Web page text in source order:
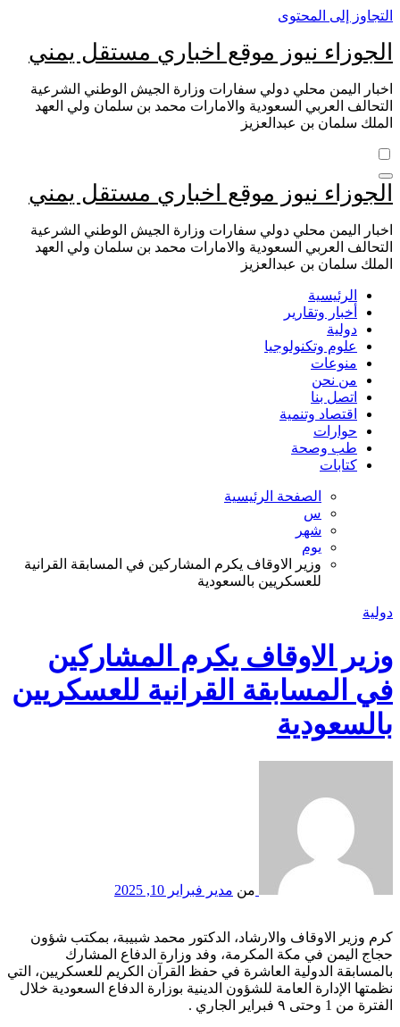
التجاوز إلى المحتوى
الجوزاء نيوز موقع اخباري مستقل يمني
اخبار اليمن محلي دولي سفارات وزارة الجيش الوطني الشرعية
التحالف العربي السعودية والامارات محمد بن سلمان ولي العهد
الملك سلمان بن عبدالعزيز
الجوزاء نيوز موقع اخباري مستقل يمني
اخبار اليمن محلي دولي سفارات وزارة الجيش الوطني الشرعية
التحالف العربي السعودية والامارات محمد بن سلمان ولي العهد
الملك سلمان بن عبدالعزيز
الرئيسية
أخبار وتقارير
دولية
علوم وتكنولوجيا
منوعات
من نحن
اتصل بنا
اقتصاد وتنمية
حوارات
طب وصحة
كتابات
الصفحة الرئيسية
س
شهر
يوم
وزير الاوقاف يكرم المشاركين في المسابقة القرانية
للعسكريين بالسعودية
دولية
وزير الاوقاف يكرم المشاركين
في المسابقة القرانية للعسكريين
بالسعودية
من مدير فبراير 10, 2025
كرم وزير الاوقاف والارشاد، الدكتور محمد شبيبة، بمكتب شؤون
حجاج اليمن في مكة المكرمة، وفد وزارة الدفاع المشارك
بالمسابقة الدولية العاشرة في حفظ القرآن الكريم للعسكريين، التي
نظمتها الإدارة العامة للشؤون الدينية بوزارة الدفاع السعودية خلال
الفترة من 1 وحتى ٩ فبراير الجاري .